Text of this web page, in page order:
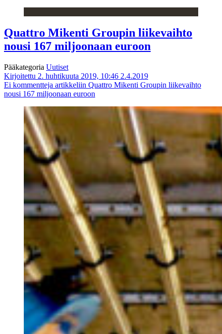
Quattro Mikenti Groupin liikevaihto
nousi 167 miljoonaan euroon
Pääkategoria Uutiset
Kirjoitettu 2. huhtikuuta 2019, 10:46 2.4.2019
Ei kommentteja artikkeliin Quattro Mikenti Groupin liikevaihto
nousi 167 miljoonaan euroon